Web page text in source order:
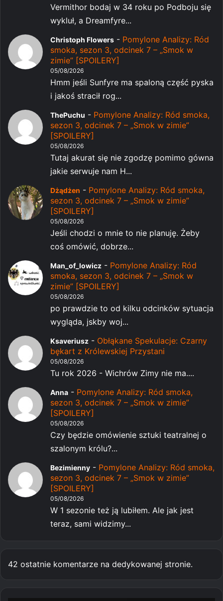
Vermithor bodaj w 34 roku po Podboju się
wykluł, a Dreamfyre...
Christoph Flowers - Pomylone Analizy: Ród
smoka, sezon 3, odcinek 7 – „Smok w
zimie” [SPOILERY]
05/08/2026
Hmm jeśli Sunfyre ma spaloną część pyska
i jakoś stracił rog...
ThePuchu - Pomylone Analizy: Ród smoka,
sezon 3, odcinek 7 – „Smok w zimie”
[SPOILERY]
05/08/2026
Tutaj akurat się nie zgodzę pomimo gówna
jakie serwuje nam H...
Dżądżen - Pomylone Analizy: Ród smoka,
sezon 3, odcinek 7 – „Smok w zimie”
[SPOILERY]
05/08/2026
Jeśli chodzi o mnie to nie planuję. Żeby
coś omówić, dobrze...
Man_of_lowicz - Pomylone Analizy: Ród
smoka, sezon 3, odcinek 7 – „Smok w
zimie” [SPOILERY]
05/08/2026
po prawdzie to od kilku odcinków sytuacja
wygląda, jskby woj...
Ksaveriusz - Obłąkane Spekulacje: Czarny
bękart z Królewskiej Przystani
05/08/2026
Tu rok 2026 - Wichrów Zimy nie ma....
Anna - Pomylone Analizy: Ród smoka,
sezon 3, odcinek 7 – „Smok w zimie”
[SPOILERY]
05/08/2026
Czy będzie omówienie sztuki teatralnej o
szalonym królu?...
Bezimienny - Pomylone Analizy: Ród smoka,
sezon 3, odcinek 7 – „Smok w zimie”
[SPOILERY]
05/08/2026
W 1 sezonie też ją lubiłem. Ale jak jest
teraz, sami widzimy...
42 ostatnie komentarze na dedykowanej stronie.